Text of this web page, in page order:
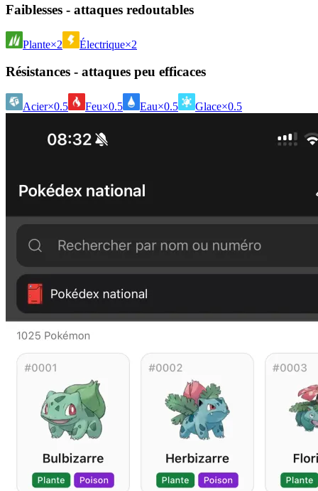
Faiblesses - attaques redoutables
Plante×2 Électrique×2
Résistances - attaques peu efficaces
Acier×0.5 Feu×0.5 Eau×0.5 Glace×0.5